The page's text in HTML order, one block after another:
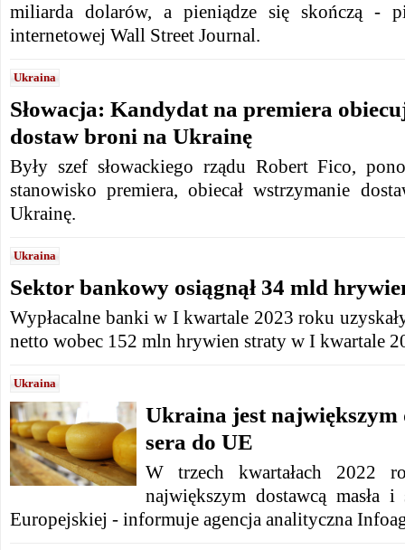
miliarda dolarów, a pieniądze się skończą -
internetowej Wall Street Journal.
Ukraina
Słowacja: Kandydat na premiera
dostaw broni na Ukrainę
Były szef słowackiego rządu Robert Fico,
stanowisko premiera, obiecał wstrzymanie
Ukrainę.
Ukraina
Sektor bankowy osiągnął 34 mld
Wypłacalne banki w I kwartale 2023 roku
netto wobec 152 mln hrywien straty w I kwartale
Ukraina
Ukraina jest największym
sera do UE
W trzech kwartałach 2022
największym dostawcą
Europejskiej - informuje agencja analityczna